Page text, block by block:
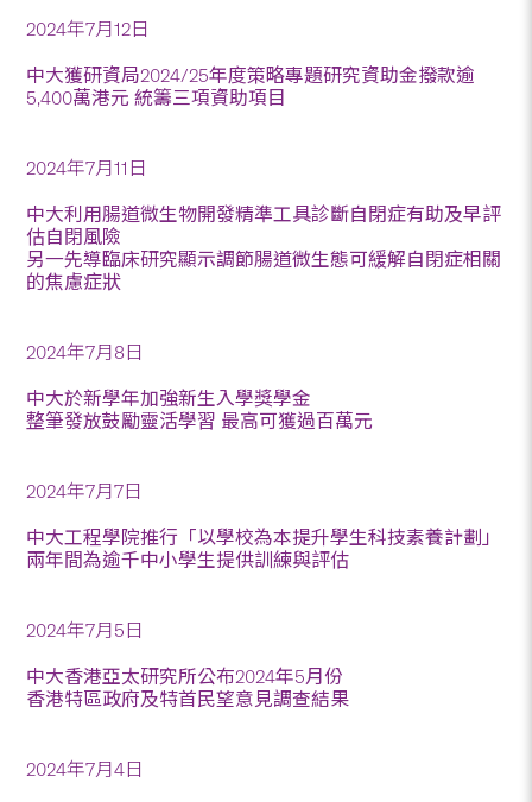
2024年7月12日
中大獲研資局2024/25年度策略專題研究資助金撥款逾
5,400萬港元 統籌三項資助項目
2024年7月11日
中大利用腸道微生物開發精準工具診斷自閉症有助及早評
估自閉風險
另一先導臨床研究顯示調節腸道微生態可緩解自閉症相關
的焦慮症狀
2024年7月8日
中大於新學年加強新生入學獎學金
整筆發放鼓勵靈活學習 最高可獲過百萬元
2024年7月7日
中大工程學院推行「以學校為本提升學生科技素養計劃」
兩年間為逾千中小學生提供訓練與評估
2024年7月5日
中大香港亞太研究所公布2024年5月份
香港特區政府及特首民望意見調查結果
2024年7月4日